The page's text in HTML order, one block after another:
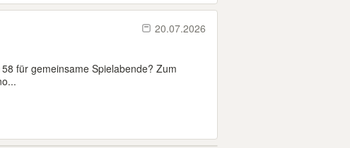
20.07.2026
für gemeinsame Spielabende? Zum